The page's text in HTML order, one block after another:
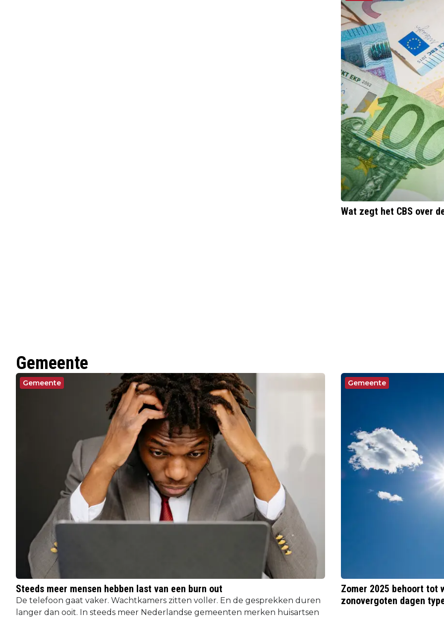
Wat zegt het CBS over
Gemeente
Gemeente
Steeds meer mensen hebben last van een burn out
De telefoon gaat vaker. Wachtkamers zitten voller. En de gesprekken duren
langer dan ooit. In steeds meer Nederlandse gemeenten merken huisartsen
Gemeente
Zomer 2025 behoort tot
zonovergoten dagen